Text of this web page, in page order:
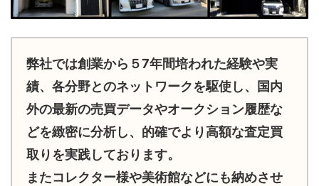
弊社では創業から５7年間培われた経験や実
績、各分野とのネットワークを駆使し、国内
外の最新の売買データやオークション履歴な
どを緻密に分析し、的確でより高額な査定買
取りを実践しております。
またコレクター様や美術館などにも納めさせ